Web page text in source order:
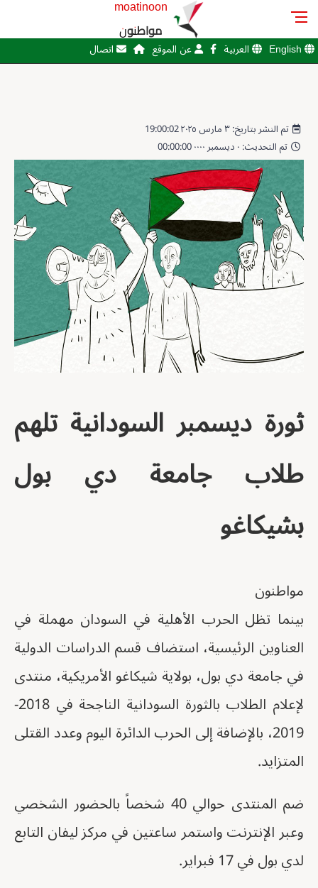
moatinoon
مواطنون
English العربية عن الموقع اتصال
تم النشر بتاريخ: ٣ مارس ٢٠٢٥ 19:00:02
تم التحديث: ٠ ديسمبر ٠٠٠٠ 00:00:00
ثورة ديسمبر السودانية تلهم
طلاب جامعة دي بول
بشيكاغو
مواطنون
بينما تظل الحرب الأهلية في السودان مهملة في
العناوين الرئيسية، استضاف قسم الدراسات الدولية
في جامعة دي بول، بولاية شيكاغو الأمريكية، منتدى
لإعلام الطلاب بالثورة السودانية الناجحة في 2018-
2019، بالإضافة إلى الحرب الدائرة اليوم وعدد القتلى
المتزايد.
ضم المنتدى حوالي 40 شخصاً بالحضور الشخصي
وعبر الإنترنت واستمر ساعتين في مركز ليفان التابع
لدي بول في 17 فبراير.